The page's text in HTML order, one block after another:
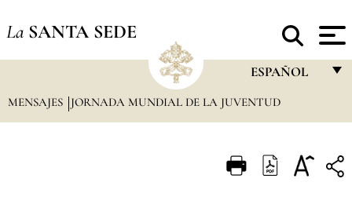
La SANTA SEDE
ESPAÑOL
FRANÇAIS
ITALIANO
MENSAJES JORNADA MUNDIAL DE LA JUVENTUD